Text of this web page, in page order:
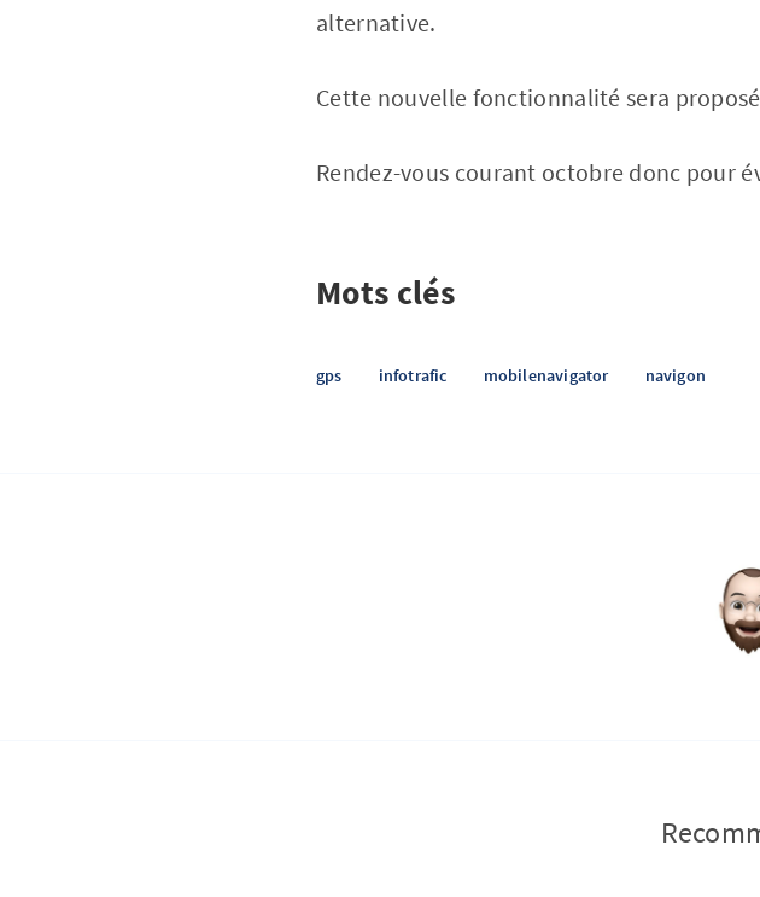
alternative.
Cette nouvelle fonctionnalité sera
Rendez-vous courant octobre donc pour
Mots clés
gps infotrafic mobilenavigator navigon